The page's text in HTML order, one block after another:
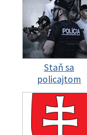
Staň sa
policajtom